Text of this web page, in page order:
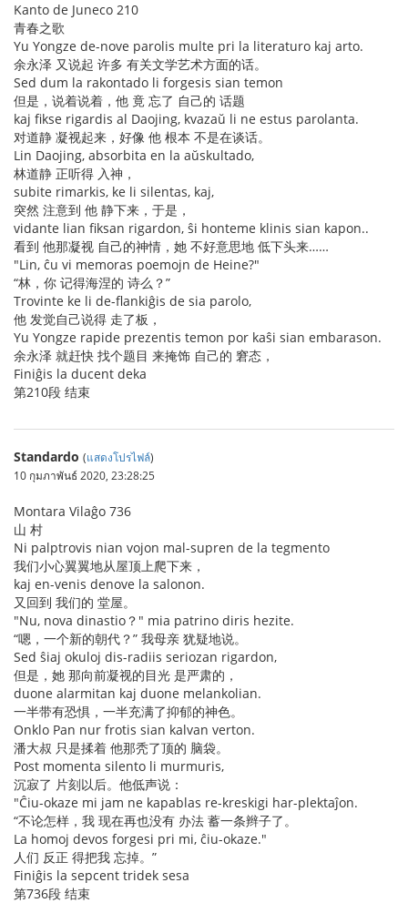
Kanto de Juneco 210
青春之歌
Yu Yongze de-nove parolis multe pri la literaturo kaj arto.
余永泽 又说起 许多 有关文学艺术方面的话。
Sed dum la rakontado li forgesis sian temon
但是，说着说着，他 竟 忘了 自己的 话题
kaj fikse rigardis al Daojing, kvazaŭ li ne estus parolanta.
对道静 凝视起来，好像 他 根本 不是在谈话。
Lin Daojing, absorbita en la aŭskultado,
林道静 正听得 入神，
subite rimarkis, ke li silentas, kaj,
突然 注意到 他 静下来，于是，
vidante lian fiksan rigardon, ŝi honteme klinis sian kapon..
看到 他那凝视 自己的神情，她 不好意思地 低下头来……
"Lin, ĉu vi memoras poemojn de Heine?"
“林，你 记得海涅的 诗么？”
Trovinte ke li de-flankiĝis de sia parolo,
他 发觉自己说得 走了板，
Yu Yongze rapide prezentis temon por kaŝi sian embarason.
余永泽 就赶快 找个题目 来掩饰 自己的 窘态，
Finiĝis la ducent deka
第210段 结束
Standardo (แสดงโปรไฟล์)
10 กุมภาพันธ์ 2020, 23:28:25
Montara Vilaĝo 736
山 村
Ni palptrovis nian vojon mal-supren de la tegmento
我们小心翼翼地从屋顶上爬下来，
kaj en-venis denove la salonon.
又回到 我们的 堂屋。
"Nu, nova dinastio？" mia patrino diris hezite.
“嗯，一个新的朝代？” 我母亲 犹疑地说。
Sed ŝiaj okuloj dis-radiis seriozan rigardon,
但是，她 那向前凝视的目光 是严肃的，
duone alarmitan kaj duone melankolian.
一半带有恐惧，一半充满了抑郁的神色。
Onklo Pan nur frotis sian kalvan verton.
潘大叔 只是揉着 他那秃了顶的 脑袋。
Post momenta silento li murmuris,
沉寂了 片刻以后。他低声说：
"Ĉiu-okaze mi jam ne kapablas re-kreskigi har-plektaĵon.
“不论怎样，我 现在再也没有 办法 蓄一条辫子了。
La homoj devos forgesi pri mi, ĉiu-okaze."
人们 反正 得把我 忘掉。”
Finiĝis la sepcent tridek sesa
第736段 结束